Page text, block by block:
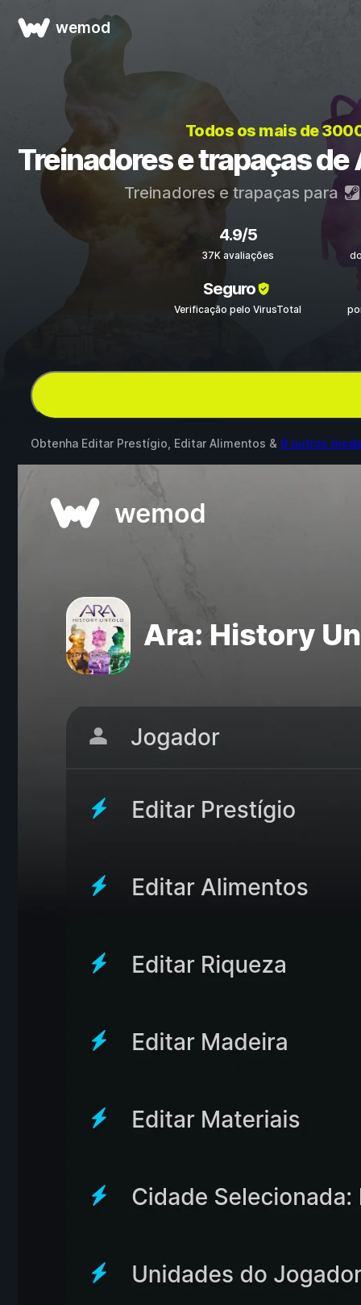
wemod
Todos os mais de
Treinadores e trapaças
Treinadores e trapaças para
4.9/5
37K avaliações
Seguro
Verificação pelo VirusTotal
Obtenha Editar Prestígio, Editar Alimentos & 9 outros